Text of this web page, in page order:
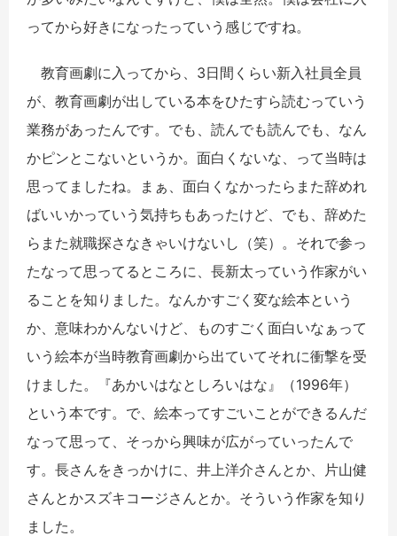
ってから好きになったっていう感じですね。
教育画劇に入ってから、3日間くらい新入社員全員
が、教育画劇が出している本をひたすら読むっていう
業務があったんです。でも、読んでも読んでも、なん
かピンとこないというか。面白くないな、って当時は
思ってましたね。まぁ、面白くなかったらまた辞めれ
ばいいかっていう気持ちもあったけど、でも、辞めた
らまた就職探さなきゃいけないし（笑）。それで参っ
たなって思ってるところに、長新太っていう作家がい
ることを知りました。なんかすごく変な絵本という
か、意味わかんないけど、ものすごく面白いなぁって
いう絵本が当時教育画劇から出ていてそれに衝撃を受
けました。『あかいはなとしろいはな』（1996年）
という本です。で、絵本ってすごいことができるんだ
なって思って、そっから興味が広がっていったんで
す。長さんをきっかけに、井上洋介さんとか、片山健
さんとかスズキコージさんとか。そういう作家を知り
ました。